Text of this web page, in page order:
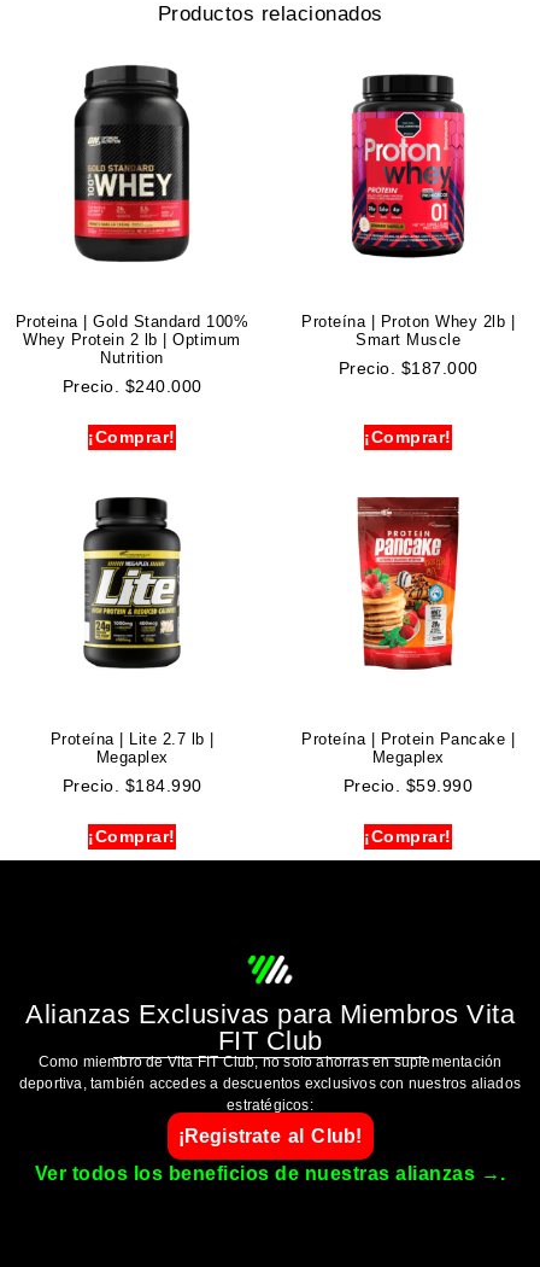
Productos relacionados
Proteina | Gold Standard 100%
Whey Protein 2 lb | Optimum
Nutrition
Precio. $240.000
¡Comprar!
Proteína | Proton Whey 2lb |
Smart Muscle
Precio. $187.000
¡Comprar!
Proteína | Lite 2.7 lb |
Megaplex
Precio. $184.990
¡Comprar!
Proteína | Protein Pancake |
Megaplex
Precio. $59.990
¡Comprar!
Alianzas Exclusivas para Miembros Vita
FIT Club
Como miembro de Vita FIT Club, no solo ahorras en suplementación
deportiva, también accedes a descuentos exclusivos con nuestros aliados
estratégicos:
¡Registrate al Club!
Ver todos los beneficios de nuestras alianzas →.